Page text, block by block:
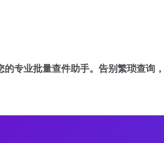
专业批量查件助手。告别繁琐查询，